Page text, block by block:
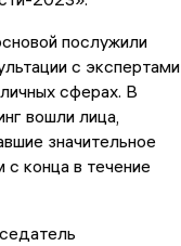
послужили
с экспертами
сферах. В
вошли лица,
значительное
конца в течение